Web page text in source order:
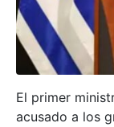
El primer
acusado a los